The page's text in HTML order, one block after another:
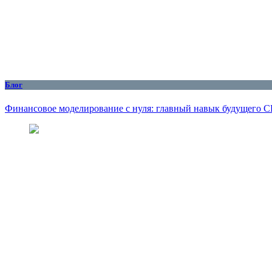
Блог
Финансовое моделирование с нуля: главный навык будущего